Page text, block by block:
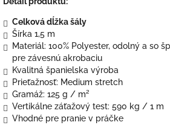
Celková dĺžka šály
Šírka 1,5 m
Materiál: 100% Polyester, odolný a so
pre závesnú akrobaciu
Kvalitná španielska výroba
Prieťažnosť: Medium stretch
Gramáž: 125 g / m²
Vertikálne záťažový test: 590 kg / 1 m
Vhodné pre pranie v práčke